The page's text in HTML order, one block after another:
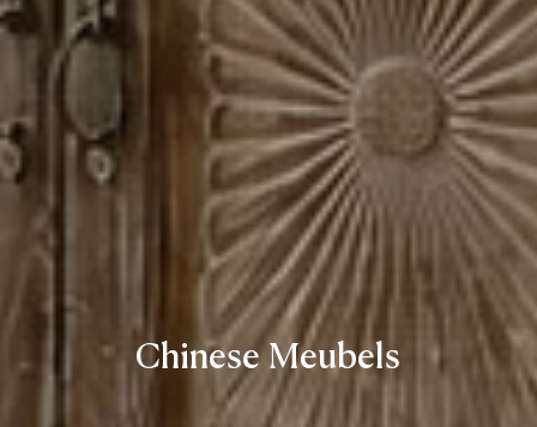
Chinese Meubels